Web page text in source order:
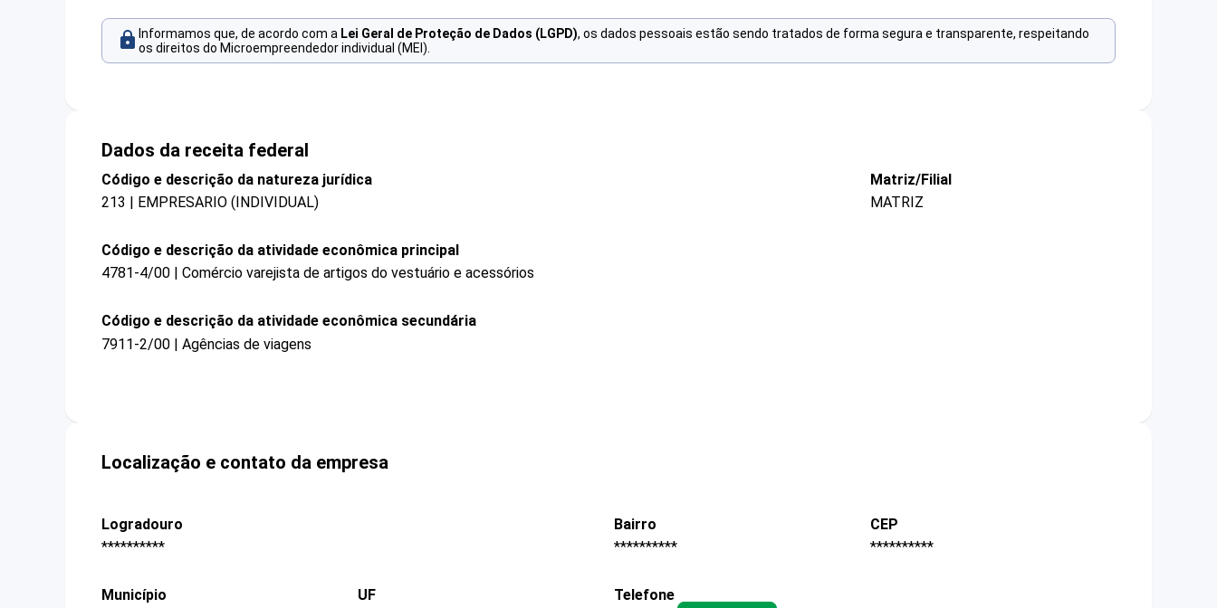
Informamos que, de acordo com a Lei Geral de Proteção de Dados (LGPD), os dados pessoais estão sendo tratados de forma segura e transparente, respeitando
os direitos do Microempreendedor individual (MEI).
Dados da receita federal
Código e descrição da natureza jurídica
213 | EMPRESARIO (INDIVIDUAL)
Matriz/Filial
MATRIZ
Código e descrição da atividade econômica principal
4781-4/00 | Comércio varejista de artigos do vestuário e acessórios
Código e descrição da atividade econômica secundária
7911-2/00 | Agências de viagens
Localização e contato da empresa
Logradouro
**********
Bairro
**********
CEP
**********
Município
UF
Telefone